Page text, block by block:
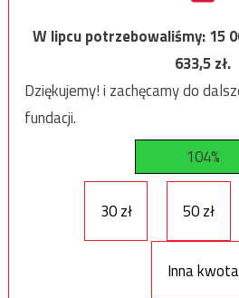
W lipcu potrzebowaliśmy:15
633,5zł.
Dziękujemy! i zachęcamy do
fundacji.
104%
30 zł 50 zł
Inna kwota